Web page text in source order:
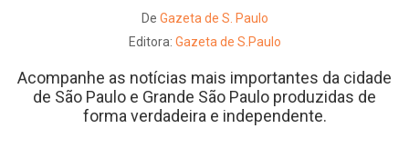
De Gazeta de S. Paulo
Editora: Gazeta de S.Paulo
Acompanhe as notícias mais importantes da cidade
de São Paulo e Grande São Paulo produzidas de
forma verdadeira e independente.
Whatsapp Facebook Twitter E-mail